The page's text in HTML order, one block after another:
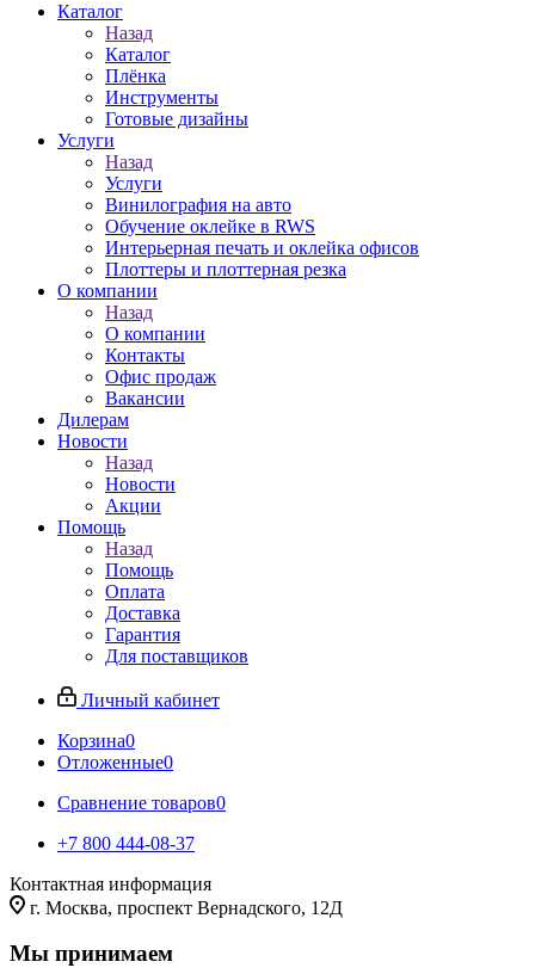
Каталог
Назад
Каталог
Плёнка
Инструменты
Готовые дизайны
Услуги
Назад
Услуги
Винилография на авто
Обучение оклейке в RWS
Интерьерная печать и оклейка офисов
Плоттеры и плоттерная резка
О компании
Назад
О компании
Контакты
Офис продаж
Вакансии
Дилерам
Новости
Назад
Новости
Акции
Помощь
Назад
Помощь
Оплата
Доставка
Гарантия
Для поставщиков
Личный кабинет
Корзина0
Отложенные0
Сравнение товаров0
+7 800 444-08-37
Контактная информация
г. Москва, проспект Вернадского, 12Д
Мы принимаем